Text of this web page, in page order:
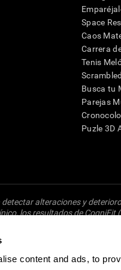
content and ads, to
Space
Caos
Carrera
Tenis
Scrambled
Busca tu
Parejas
Puzle 3D
alteraciones y
los resultados de
diagnóstico de TDAH,
factores. De acuerdo
ser utilizado para
debe hacerse en los